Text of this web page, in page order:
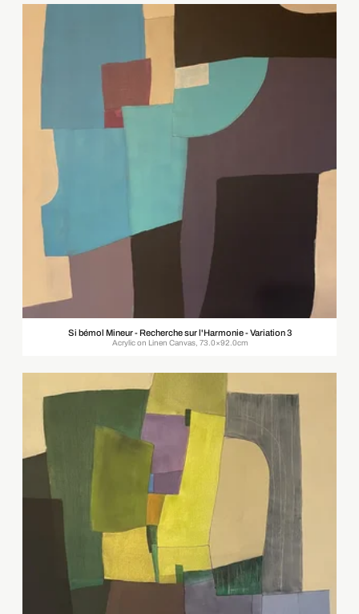
Si bémol Mineur - Recherche sur l'Harmonie - Variation 3
Acrylic on Linen Canvas, 73.0×92.0cm